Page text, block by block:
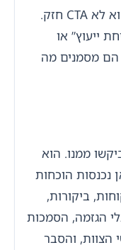
גם כפתור הפעולה חשוב. “שלח” הוא לא CTA חזק.
ייעוץ” או
הם מסמנים מה
ממנו. הוא
נכנסות הוכחות
ביקורות,
הגזמה, הסמכות
הצוות, והסבר